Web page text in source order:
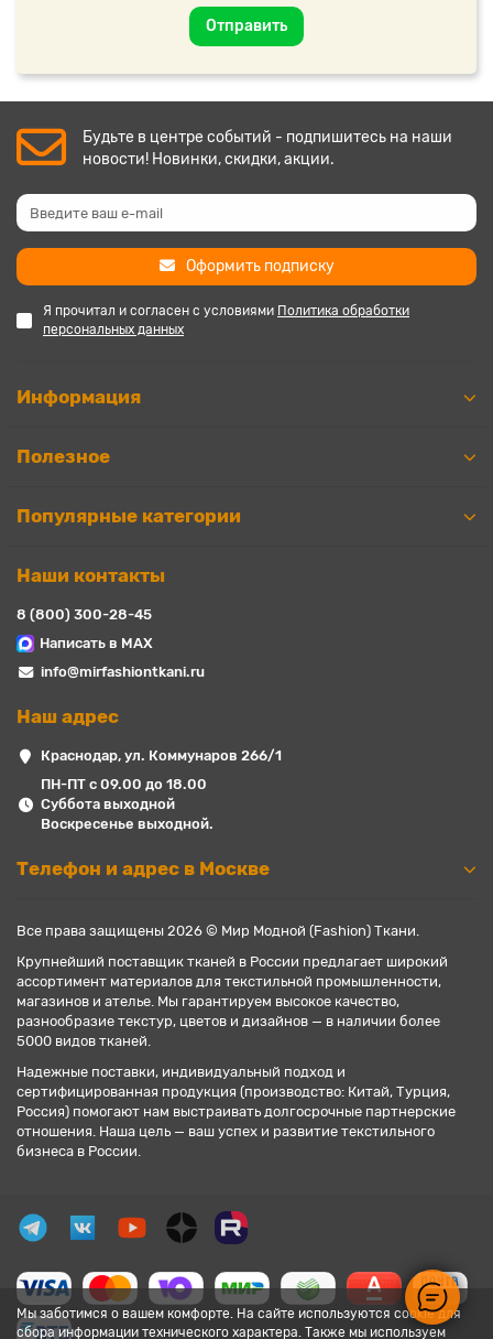
Отправить
Мы заботимся о вашем комфорте. На сайте используются cookie для
сбора информации технического характера. Также мы используем
Будьте в центре событий - подпишитесь на наши
новости! Новинки, скидки, акции.
Оформить подписку
Я прочитал и согласен с условиями Политика обработки
персональных данных
Информация
Полезное
Популярные категории
Наши контакты
8 (800) 300-28-45
Написать в MAX
info@mirfashiontkani.ru
Наш адрес
Краснодар, ул. Коммунаров 266/1
ПН-ПТ с 09.00 до 18.00
Суббота выходной
Воскресенье выходной.
Телефон и адрес в Москве
Все права защищены 2026 © Мир Модной (Fashion) Ткани.
Крупнейший поставщик тканей в России предлагает широкий
ассортимент материалов для текстильной промышленности,
магазинов и ателье. Мы гарантируем высокое качество,
разнообразие текстур, цветов и дизайнов — в наличии более
5000 видов тканей.
Надежные поставки, индивидуальный подход и
сертифицированная продукция (производство: Китай, Турция,
Россия) помогают нам выстраивать долгосрочные партнерские
отношения. Наша цель — ваш успех и развитие текстильного
бизнеса в России.